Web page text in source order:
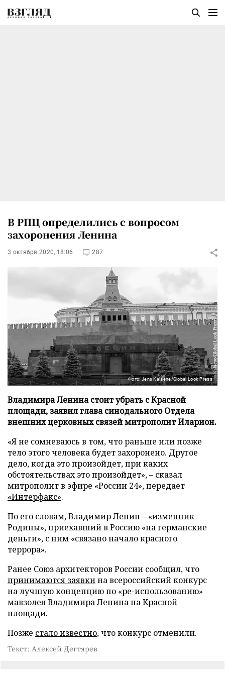
В РПЦ определились с вопросом
захоронения Ленина
3 октября 2020, 18:06 287
Фото: Jens Kalaene/Global Look Press
Владимира Ленина стоит убрать с Красной
площади, заявил глава синодального Отдела
внешних церковных связей митрополит Иларион.
«Я не сомневаюсь в том, что раньше или позже
тело этого человека будет захоронено. Другое
дело, когда это произойдет, при каких
обстоятельствах это произойдет», – сказал
митрополит в эфире «России 24», передает
«Интерфакс».
По его словам, Владимир Ленин – «изменник
Родины», приехавший в Россию «на германские
деньги», с ним «связано начало красного
террора».
Ранее Союз архитекторов России сообщил, что
принимаются заявкина всероссийский конкурс
на лучшую концепцию по «ре-использованию»
мавзолея Владимира Ленина на Красной
площади.
Позже стало известно, что конкурс отменили.
Текст: Алексей Дегтярев